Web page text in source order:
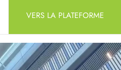
VERS LA PLATEFORME